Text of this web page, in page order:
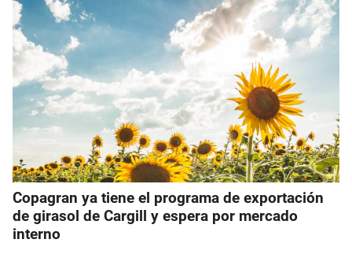
Copagran ya tiene el programa de exportación
de girasol de Cargill y espera por mercado
interno